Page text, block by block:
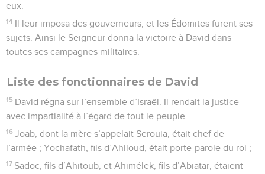
eux.
14 Il leur imposa des gouverneurs, et les Édomites furent ses
sujets. Ainsi le Seigneur donna la victoire à David dans
toutes ses campagnes militaires.
Liste des fonctionnaires de David
15 David régna sur l’ensemble d’Israël. Il rendait la justice
avec impartialité à l’égard de tout le peuple.
16 Joab, dont la mère s’appelait Serouia, était chef de
l’armée ; Yochafath, fils d’Ahiloud, était porte-parole du roi ;
17 Sadoc, fils d’Ahitoub, et Ahimélek, fils d’Abiatar, étaient